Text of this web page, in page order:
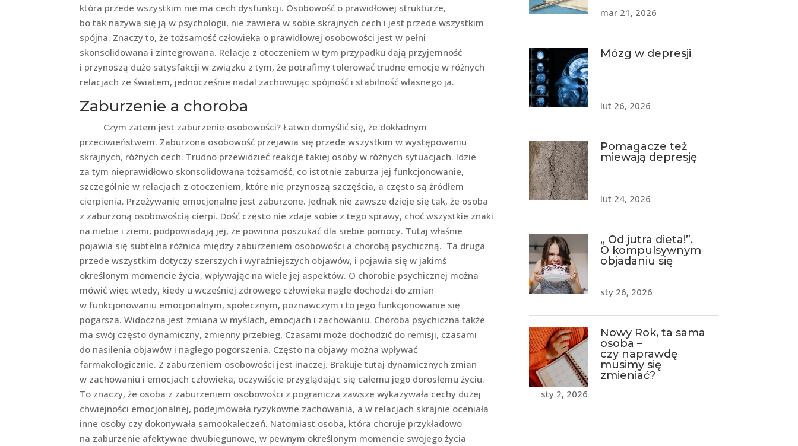
która przede wszystkim nie ma cech dysfunkcji. Osobowość o prawidłowej strukturze,
bo tak nazywa się ją w psychologii, nie zawiera w sobie skrajnych cech i jest przede wszystkim
spójna. Znaczy to, że tożsamość człowieka o prawidłowej osobowości jest w pełni
skonsolidowana i zintegrowana. Relacje z otoczeniem w tym przypadku dają przyjemność
i przynoszą dużo satysfakcji w związku z tym, że potrafimy tolerować trudne emocje w różnych
relacjach ze światem, jednocześnie nadal zachowując spójność i stabilność własnego ja.
Zaburzenie a choroba
Czym zatem jest zaburzenie osobowości? Łatwo domyślić się, że dokładnym
przeciwieństwem. Zaburzona osobowość przejawia się przede wszystkim w występowaniu
skrajnych, różnych cech. Trudno przewidzieć reakcje takiej osoby w różnych sytuacjach. Idzie
za tym nieprawidłowo skonsolidowana tożsamość, co istotnie zaburza jej funkcjonowanie,
szczególnie w relacjach z otoczeniem, które nie przynoszą szczęścia, a często są źródłem
cierpienia. Przeżywanie emocjonalne jest zaburzone. Jednak nie zawsze dzieje się tak, że osoba
z zaburzoną osobowością cierpi. Dość często nie zdaje sobie z tego sprawy, choć wszystkie znaki
na niebie i ziemi, podpowiadają jej, że powinna poszukać dla siebie pomocy. Tutaj właśnie
pojawia się subtelna różnica między zaburzeniem osobowości a chorobą psychiczną. Ta druga
przede wszystkim dotyczy szerszych i wyraźniejszych objawów, i pojawia się w jakimś
określonym momencie życia, wpływając na wiele jej aspektów. O chorobie psychicznej można
mówić więc wtedy, kiedy u wcześniej zdrowego człowieka nagle dochodzi do zmian
w funkcjonowaniu emocjonalnym, społecznym, poznawczym i to jego funkcjonowanie się
pogarsza. Widoczna jest zmiana w myślach, emocjach i zachowaniu. Choroba psychiczna także
ma swój często dynamiczny, zmienny przebieg, Czasami może dochodzić do remisji, czasami
do nasilenia objawów i nagłego pogorszenia. Często na objawy można wpływać
farmakologicznie. Z zaburzeniem osobowości jest inaczej. Brakuje tutaj dynamicznych zmian
w zachowaniu i emocjach człowieka, oczywiście przyglądając się całemu jego dorosłemu życiu.
To znaczy, że osoba z zaburzeniem osobowości z pogranicza zawsze wykazywała cechy dużej
chwiejności emocjonalnej, podejmowała ryzykowne zachowania, a w relacjach skrajnie oceniała
inne osoby czy dokonywała samookaleczeń. Natomiast osoba, która choruje przykładowo
na zaburzenie afektywne dwubiegunowe, w pewnym określonym momencie swojego życia
mar 21, 2026
Mózg w depresji
lut 26, 2026
Pomagacze też
miewają depresję
lut 24, 2026
„ Od jutra dieta!”.
O kompulsywnym
objadaniu się
sty 26, 2026
Nowy Rok, ta sama
osoba –
czy naprawdę
musimy się
zmieniać?
sty 2, 2026